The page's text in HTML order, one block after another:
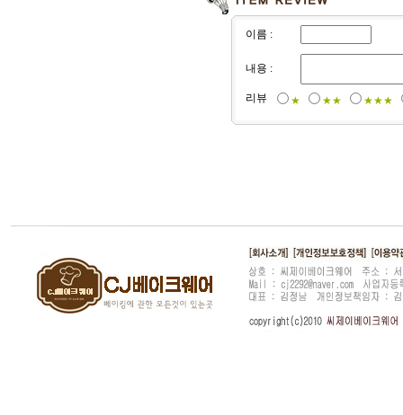
이름 :
내용 :
리뷰 ★ ★★ ★★★